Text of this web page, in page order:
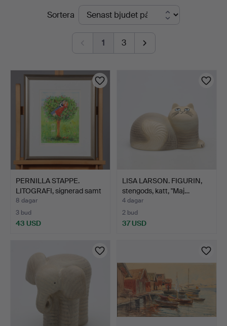
Auktionshall
PågåendeSortera
1 3
PERNILLA STAPPE.
LITOGRAFI, signerad samt
…
8 dagar
3 bud
43 USD
LISA LARSON. FIGURIN,
stengods, katt, "Maj…
4 dagar
2 bud
37 USD